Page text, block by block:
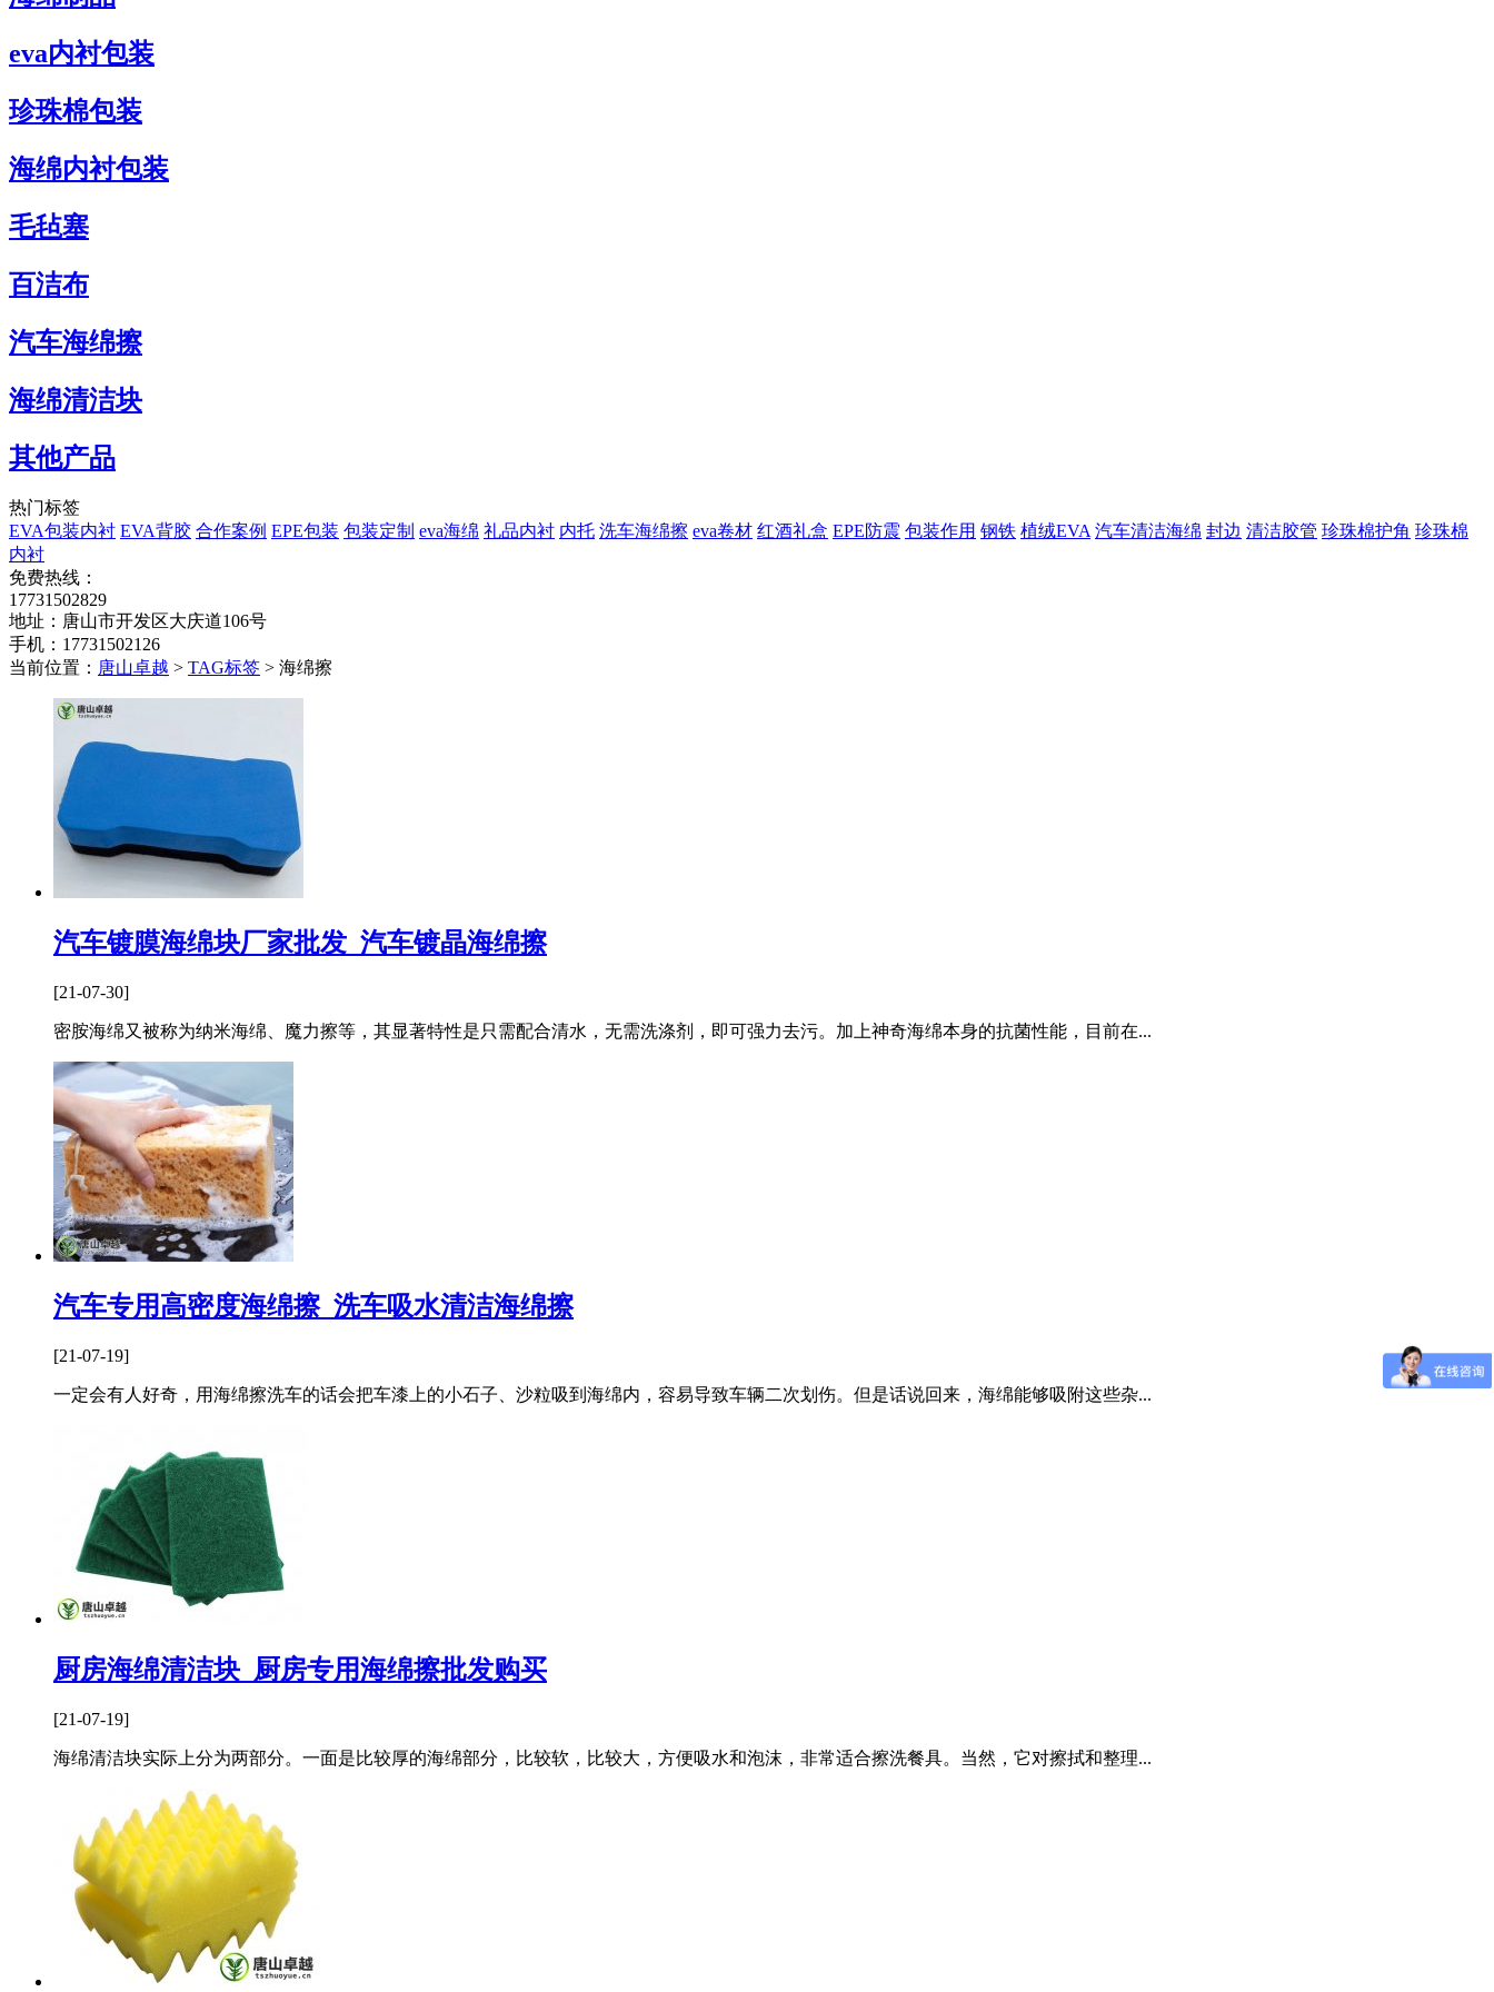
eva内衬包装
珍珠棉包装
海绵内衬包装
毛毡塞
百洁布
汽车海绵擦
海绵清洁块
其他产品
热门标签
EVA包装内衬 EVA背胶 合作案例 EPE包装 包装定制 eva海绵 礼品内衬 内托 洗车海绵擦 eva卷材 红酒礼盒 EPE防震 包装作用 钢铁 植绒EVA 汽车清洁海绵 封边 清洁胶管 珍珠棉护角 珍珠棉
内衬
免费热线：
17731502829
地址：唐山市开发区大庆道106号
手机：17731502126
当前位置： 唐山卓越 > TAG标签 > 海绵擦
汽车镀膜海绵块厂家批发_汽车镀晶海绵擦
[21-07-30]
密胺海绵又被称为纳米海绵、魔力擦等，其显著特性是只需配合清水，无需洗涤剂，即可强力去污。加上神奇海绵本身的抗菌性能，目前在...
汽车专用高密度海绵擦_洗车吸水清洁海绵擦
[21-07-19]
一定会有人好奇，用海绵擦洗车的话会把车漆上的小石子、沙粒吸到海绵内，容易导致车辆二次划伤。但是话说回来，海绵能够吸附这些杂...
厨房海绵清洁块_厨房专用海绵擦批发购买
[21-07-19]
海绵清洁块实际上分为两部分。一面是比较厚的海绵部分，比较软，比较大，方便吸水和泡沫，非常适合擦洗餐具。当然，它对擦拭和整理...